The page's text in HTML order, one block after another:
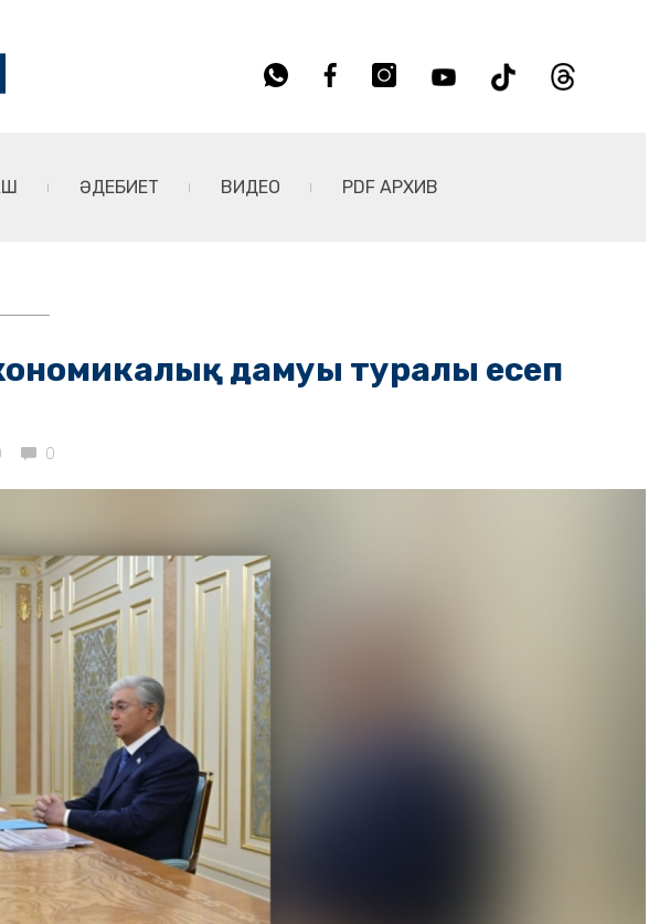
ӘДЕБИЕТ ВИДЕО PDF АРХИВ
дамуы туралы есеп
0